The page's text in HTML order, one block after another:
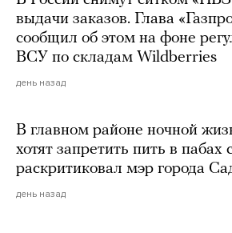
выдачи заказов. Глава
сообщил об этом на фоне
ВСУ по складам Wildberries
день назад
В главном районе ночной
хотят запретить пить в
раскритиковал мэр города
день назад